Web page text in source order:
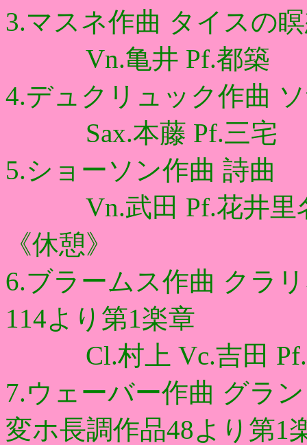
3.マスネ作曲 タイスの
Vn.亀井 Pf.都築
4.デュクリュック作曲
Sax.本藤 Pf.三宅
5.ショーソン作曲 詩曲
Vn.武田 Pf.花井里名
《休憩》
6.ブラームス作曲 クラ
114より第1楽章
Cl.村上 Vc.吉田 Pf.
7.ウェーバー作曲 グラ
変ホ長調作品48より第1